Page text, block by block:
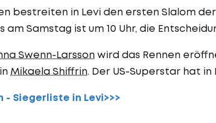
bestreiten in Levi den ersten Slalom
am Samstag ist um 10 Uhr, die
Swenn-Larsson wird das Rennen
Mikaela Shiffrin. Der US-Superstar hat
- Siegerliste in Levi>>>